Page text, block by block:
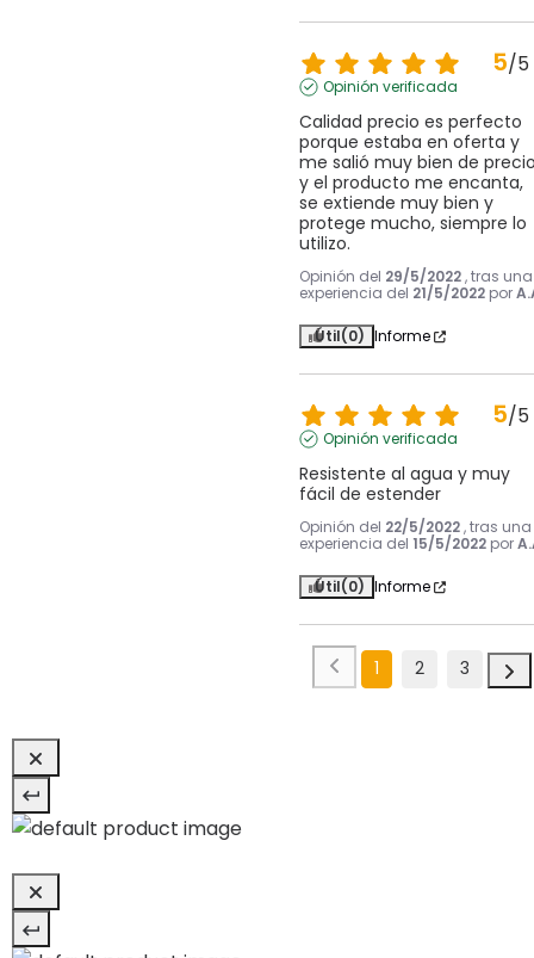
5/5
Opinión verificada
Calidad precio es perfecto
porque estaba en oferta y
me salió muy bien de
y el producto me encanta,
se extiende muy bien y
protege mucho, siempre lo
utilizo.
Opinión del 29/5/2022 , tras una
experiencia del 21/5/2022 por
Útil(0) Informe
5/5
Opinión verificada
Resistente al agua y muy
fácil de estender
Opinión del 22/5/2022 , tras una
experiencia del 15/5/2022 por
Útil(0) Informe
1 2 3